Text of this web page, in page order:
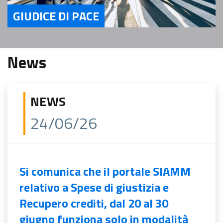
GIUDICE DI PACE
News
NEWS
24/06/26
Si comunica che il portale SIAMM
relativo a Spese di giustizia e
Recupero crediti, dal 20 al 30
giugno funziona solo in modalità